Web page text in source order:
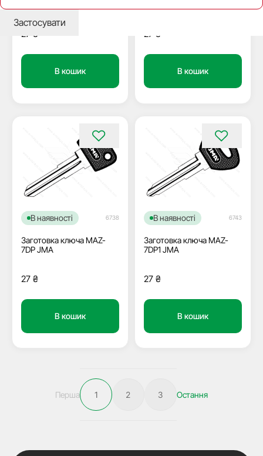
Застосувати
27 ₴
В кошик
27 ₴
В кошик
В наявності 6738
Заготовка ключа MAZ-
7DP JMA
27 ₴
В кошик
В наявності 6743
Заготовка ключа MAZ-
7DP1 JMA
27 ₴
В кошик
Перша 1 2 3 Остання